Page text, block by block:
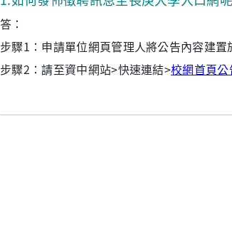
答：
步驟1：申請單位網頁管理人將公告內容建置
步驟2：請至資中網站>快速連結>校網首頁